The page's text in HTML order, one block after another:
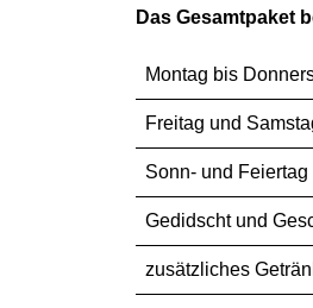
Das Gesamtpaket
Montag bis
Freitag und
Sonn- und Feiertag
Gedidscht und
zusätzliches